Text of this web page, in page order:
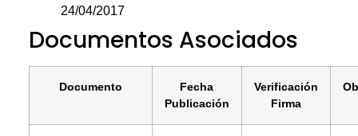
24/04/2017
Documentos Asociados
Documento
Fecha
Publicación
Verificación
Firma